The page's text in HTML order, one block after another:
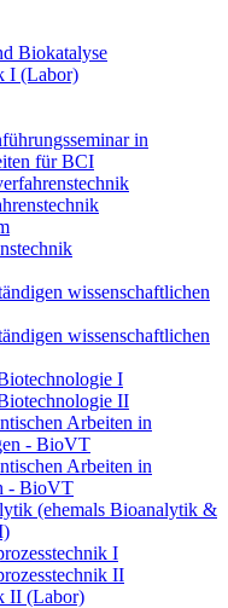
Biokatalyse
I (Labor)
in
für BCI
wissenschaftlichen
wissenschaftlichen
I
II
Arbeiten in
- BioVT
Arbeiten in
- BioVT
(ehemals Bioanalytik &
I
II
II (Labor)